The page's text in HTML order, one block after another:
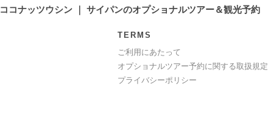
ココナッツウシン ｜ サイパンのオプショナルツアー＆観光予約
TERMS
ご利用にあたって
オプショナルツアー予約に関する取扱規定
プライバシーポリシー